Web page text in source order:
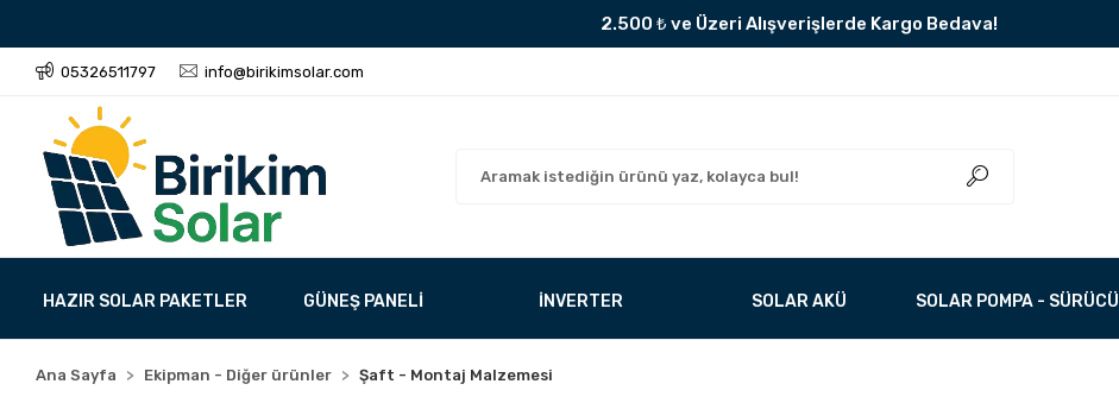
2.500 ₺ ve Üzeri Alışverişlerde Kargo Bedava!
05326511797 info@birikimsolar.com
HAZIR SOLAR PAKETLER GÜNEŞ PANELİ İNVERTER SOLAR AKÜ SOLAR POMPA - SÜRÜCÜ
Ana Sayfa Ekipman - Diğer ürünler Şaft - Montaj Malzemesi